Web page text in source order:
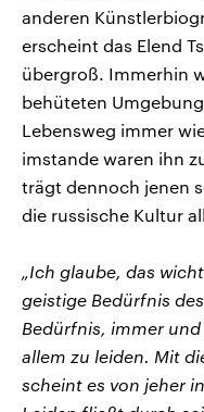
anderen
erscheint das Elend
übergroß. Immerhin
behüteten
Lebensweg immer
imstande waren ihn
trägt dennoch jenen
die russische Kultur
„Ich glaube, das
geistige Bedürfnis
Bedürfnis, immer
allem zu leiden. Mit
scheint es von jeher